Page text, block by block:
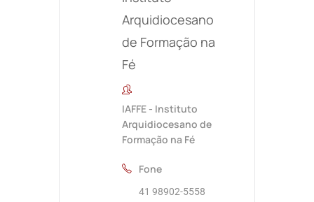
IAFFE - Instituto
Arquidiocesano de
Formação na Fé
Fone
41 98902-5558